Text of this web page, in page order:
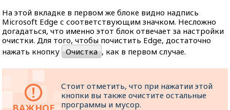
На этой вкладке в первом же блоке видно надпись
Microsoft Edge с соответствующим значком. Несложно
догадаться, что именно этот блок отвечает за настройки
очистки. Для того, чтобы почистить Edge, достаточно
нажать кнопку
Очистка , как в первом случае.
Стоит отметить, что при нажатии этой
кнопки вы также очистите остальные
программы и мусор.